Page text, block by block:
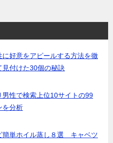
に好意をアピールする方法を徹
見付けた30個の秘訣
男性で検索上位10サイトの99
を分析
簡単ホイル蒸し８選 キャベツ